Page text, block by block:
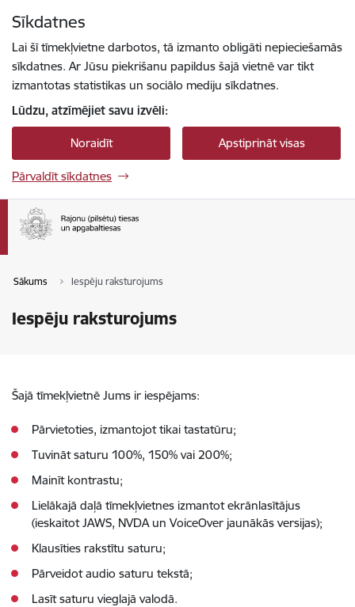
Sīkdatnes
Lai šī tīmekļvietne darbotos, tā izmanto obligāti nepieciešamās
sīkdatnes. Ar Jūsu piekrišanu papildus šajā vietnē var tikt
izmantotas statistikas un sociālo mediju sīkdatnes.
Lūdzu, atzīmējiet savu izvēli:
Noraidīt Apstiprināt visas
Pārvaldīt sīkdatnes
Sākums Iespēju raksturojums
Iespēju raksturojums
Šajā tīmekļvietnē Jums ir iespējams:
Pārvietoties, izmantojot tikai tastatūru;
Tuvināt saturu 100%, 150% vai 200%;
Mainīt kontrastu;
Lielākajā daļā tīmekļvietnes izmantot ekrānlasītājus
(ieskaitot JAWS, NVDA un VoiceOver jaunākās versijas);
Klausīties rakstītu saturu;
Pārveidot audio saturu tekstā;
Lasīt saturu vieglajā valodā.